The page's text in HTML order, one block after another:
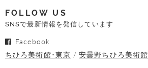
FOLLOW US
SNSで最新情報を発信しています
Facebook
ちひろ美術館･東京
安曇野ちひろ美術館